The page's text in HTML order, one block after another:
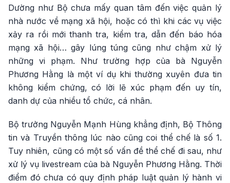
Dường như Bộ chưa mấy quan tâm đến việc quản lý
nhà nước về mạng xã hội, hoặc có thì khi các vụ việc
xảy ra rồi mới thanh tra, kiểm tra, dẫn đến báo hóa
mạng xã hội… gây lúng túng cũng như chậm xử lý
những vi phạm. Như trường hợp của bà Nguyễn
Phương Hằng là một ví dụ khi thường xuyên đưa tin
không kiểm chứng, có lời lẽ xúc phạm đến uy tín,
danh dự của nhiều tổ chức, cá nhân.
Bộ trưởng Nguyễn Mạnh Hùng khẳng định, Bộ Thông
tin và Truyền thông lúc nào cũng coi thể chế là số 1.
Tuy nhiên, cũng có một số vấn đề thể chế đi sau, như
xử lý vụ livestream của bà Nguyễn Phương Hằng. Thời
điểm đó chưa có quy định pháp luật quản lý hành vi